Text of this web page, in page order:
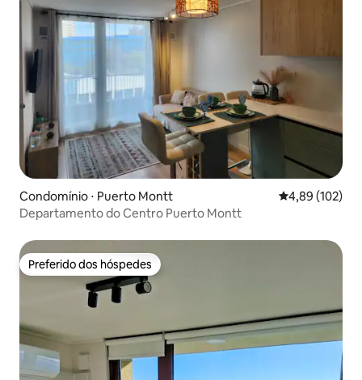
Condomínio ⋅ Puerto Montt 4,89 de uma
4,89 (102)
Departamento do Centro Puerto Montt
Preferido dos hóspedes
Preferido dos hóspedes